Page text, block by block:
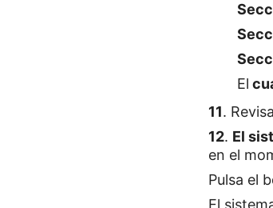
El
11.
12. El
en el
Pulsa el